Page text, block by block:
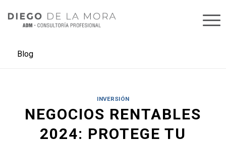
Blog
INVERSIÓN
NEGOCIOS RENTABLES
2024: PROTEGE TU